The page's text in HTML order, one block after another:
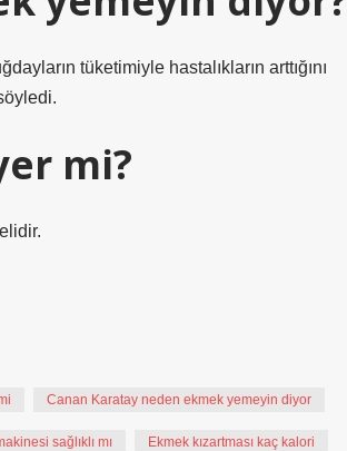
tüketimiyle hastalıkların arttığını
mi?
Canan Karatay neden ekmek yemeyin diyor
sağlıklı mı Ekmek kızartması kaç kalori